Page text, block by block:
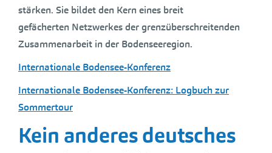
stärken. Sie bildet den Kern eines breit
gefächerten Netzwerkes der grenzüberschreitenden
Zusammenarbeit in der Bodenseeregion.
Internationale Bodensee-Konferenz
Internationale Bodensee-Konferenz: Logbuch zur
Sommertour
Kein anderes deutsches